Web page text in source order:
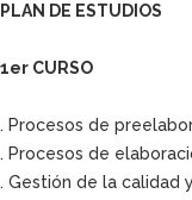
PLAN DE ESTUDIOS
1er CURSO
. Procesos de
. Procesos de
. Gestión de la calidad